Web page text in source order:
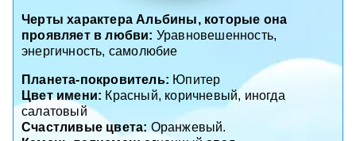
Черты характера Альбины, которые она
проявляет в любви: Уравновешенность,
энергичность, самолюбие
Планета-покровитель: Юпитер
Цвет имени: Красный, коричневый, иногда
салатовый
Счастливые цвета: Оранжевый.